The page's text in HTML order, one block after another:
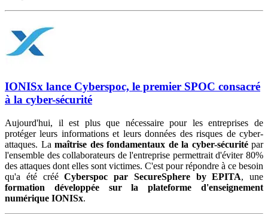
IONISx lance Cyberspoc, le premier SPOC consacré
à la cyber-sécurité
Aujourd'hui, il est plus que nécessaire pour les entreprises de
protéger leurs informations et leurs données des risques de cyber-
attaques. La maîtrise des fondamentaux de la cyber-sécurité par
l'ensemble des collaborateurs de l'entreprise permettrait d'éviter 80%
des attaques dont elles sont victimes. C'est pour répondre à ce besoin
qu'a été crééCyberspoc par SecureSphere by EPITA, une
formation développée sur la plateforme d'enseignement
numérique IONISx.